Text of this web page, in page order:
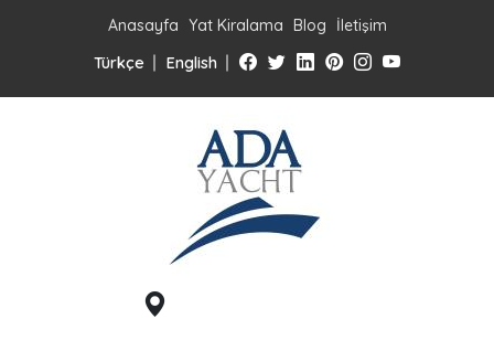
Anasayfa Yat Kiralama Blog İletişim
Türkçe English